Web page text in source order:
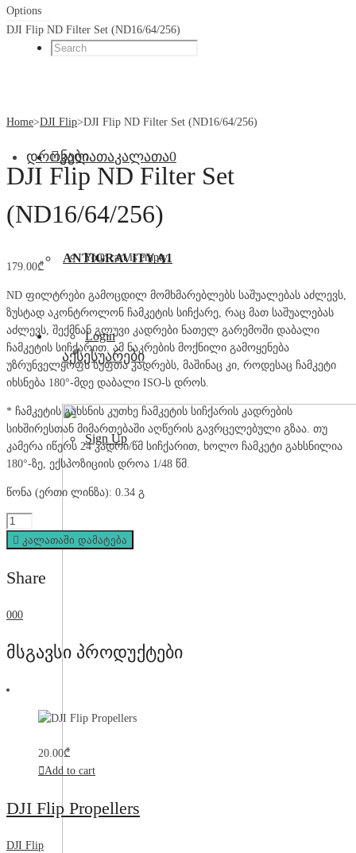
კალათაკალათა0
Your cart is empty.
Login
Sign Up
დრონები
ANTIGRAVITY A1
აქსესუარები
Options
DJI Flip ND Filter Set (ND16/64/256)
Home>DJI Flip>DJI Flip ND Filter Set (ND16/64/256)
DJI Flip ND Filter Set
(ND16/64/256)
179.00₾
ND ფილტრები გამოცდილ მომხმარებლებს საშუალებას აძლევს,
ზუსტად აკონტროლონ ჩამკეტის სიჩქარე, რაც მათ საშუალებას
აძლევს, შექმნან გლუვი კადრები ნათელ გარემოში დაბალი
ჩამკეტის სიჩქარით. ამ ნაკრების მოქნილი გამოყენება
უზრუნველყოფს სუფთა კადრებს, მაშინაც კი, როდესაც ჩამკეტი
იხსნება 180°-მდე დაბალი ISO-ს დროს.
* ჩამკეტის გახსნის კუთხე ჩამკეტის სიჩქარის კადრების
სიხშირესთან მიმართებაში აღწერის გავრცელებული გზაა. თუ
კამერა იწერს 24 კადრი/წმ სიჩქარით, ხოლო ჩამკეტი გახსნილია
180°-ზე, ექსპოზიციის დროა 1/48 წმ.
წონა (ერთი ლინზა): 0.34 გ
DJI
Flip
Filter
(ND16/64/256)
კალათაში დამატება
Share
000
მსგავსი პროდუქტები
20.00₾
Add to cart
DJI Flip Propellers
DJI Flip